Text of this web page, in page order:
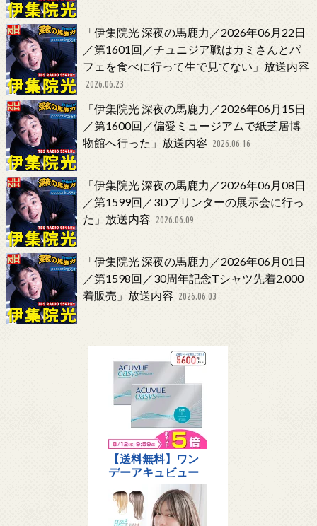
「伊集院光 深夜の馬鹿力／2026年06月22日
／第1601回／チュニジア戦はカミさんとパ
フェを食べに行って生で見てない」放送内容
2026.06.23
「伊集院光 深夜の馬鹿力／2026年06月15日
／第1600回／偏愛ミュージアムで紙芝居博
物館へ行った」放送内容 2026.06.16
「伊集院光 深夜の馬鹿力／2026年06月08日
／第1599回／3Dプリンターの展示会に行っ
た」放送内容 2026.06.09
「伊集院光 深夜の馬鹿力／2026年06月01日
／第1598回／30周年記念Tシャツ先着2,000
着販売」放送内容 2026.06.03